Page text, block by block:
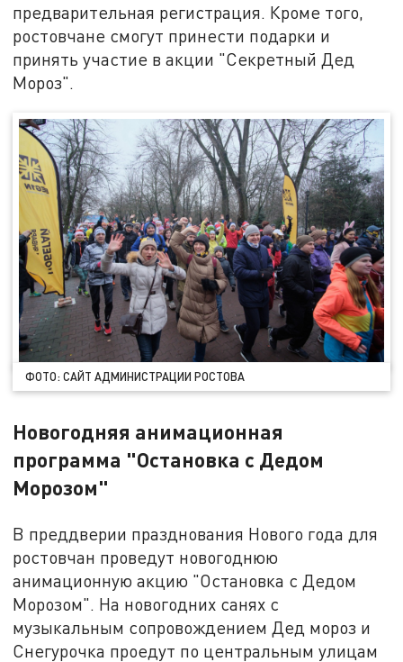
предварительная регистрация. Кроме того,
ростовчане смогут принести подарки и
принять участие в акции "Секретный Дед
Мороз".
ФОТО: САЙТ АДМИНИСТРАЦИИ РОСТОВА
Новогодняя анимационная
программа "Остановка с Дедом
Морозом"
В преддверии празднования Нового года для
ростовчан проведут новогоднюю
анимационную акцию "Остановка с Дедом
Морозом". На новогодних санях с
музыкальным сопровождением Дед мороз и
Снегурочка проедут по центральным улицам